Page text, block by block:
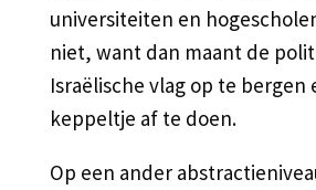
universiteiten en
niet, want dan maant de
Israëlische vlag op te bergen
keppeltje af te doen.
Op een ander